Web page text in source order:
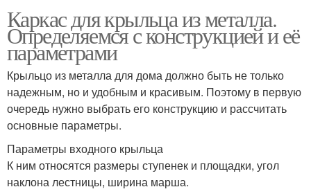
Каркас для крыльца из металла.
Определяемся с конструкцией и её
параметрами
Крыльцо из металла для дома должно быть не только
надежным, но и удобным и красивым. Поэтому в первую
очередь нужно выбрать его конструкцию и рассчитать
основные параметры.
Параметры входного крыльца
К ним относятся размеры ступенек и площадки, угол
наклона лестницы, ширина марша.